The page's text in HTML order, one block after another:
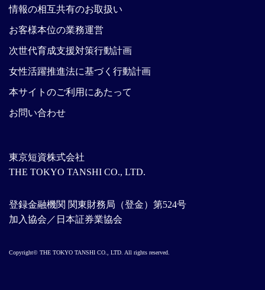
東京短資株式会社
THE TOKYO TANSHI CO., LTD.
登録金融機関 関東財務局（登金）第524号
加入協会／日本証券業協会
情報の相互共有のお取扱い
お客様本位の業務運営
次世代育成支援対策行動計画
女性活躍推進法に基づく行動計画
本サイトのご利用にあたって
お問い合わせ
Copyright© THE TOKYO TANSHI CO., LTD. All rights reserved.